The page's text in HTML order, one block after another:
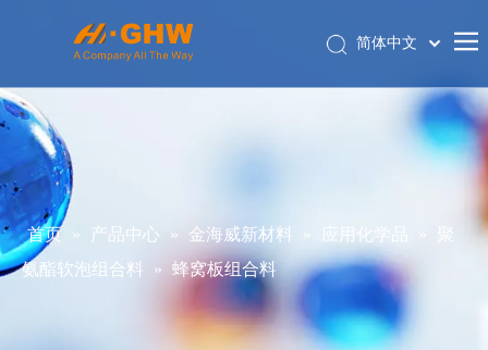
首页
关于我们
产品中心
电商平台
联系我们
简体中文
首页 » 产品中心 » 金海威新材料 » 应用化学品
聚
氨酯软泡组合料
» 蜂窝板组合料